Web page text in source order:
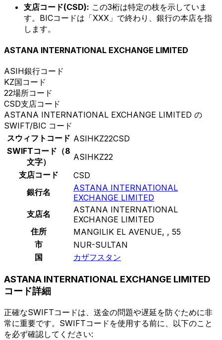
支店コード(CSD): この3桁は特定の枝を示していま
す。BICコードは「XXX」で終わり、銀行の本店を指
します。
ASTANA INTERNATIONAL EXCHANGE LIMITED
ASIH銀行コード
KZ国コード
22場所コード
CSD支店コード
ASTANA INTERNATIONAL EXCHANGE LIMITED の
SWIFT/BIC コード
スウィフトコード ASIHKZ22CSD
SWIFTコード（8
文字）
ASIHKZ22
支店コード
CSD
銀行名
ASTANA INTERNATIONAL
EXCHANGE LIMITED
支店名
ASTANA INTERNATIONAL
EXCHANGE LIMITED
住所
MANGILIK EL AVENUE, , 55
市
NUR-SULTAN
国
カザフスタン
ASTANA INTERNATIONAL EXCHANGE LIMITED
コード詳細
正確なSWIFTコードは、送金の問題や遅延を防ぐために非
常に重要です。SWIFTコードを使用する前に、以下のこと
を必ず確認してください: